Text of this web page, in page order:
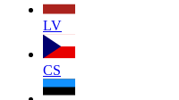
LV
CS